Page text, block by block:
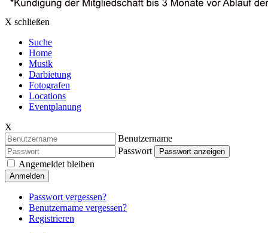
X schließen
Suche
Home
Musik
Darbietung
Fotografen
Locations
Eventplanung
X
Benutzername
Passwort
Passwort anzeigen
Angemeldet bleiben
Anmelden
Passwort vergessen?
Benutzername vergessen?
Registrieren